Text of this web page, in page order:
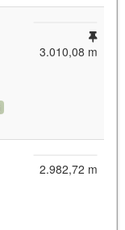
3.010,08 m
2.982,72 m